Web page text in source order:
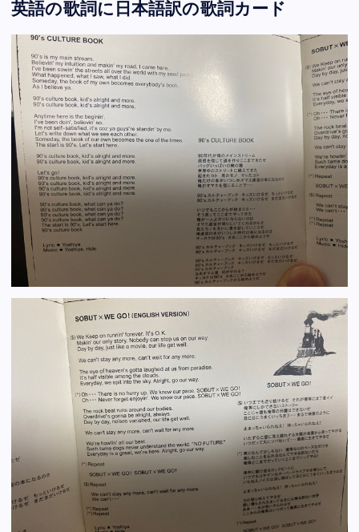
英語の歌詞に日本語訳の歌詞カード